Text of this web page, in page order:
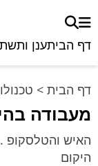
דף הביתענן
דף הבית >
מעבודה
האיש והטלסקופ
היקום